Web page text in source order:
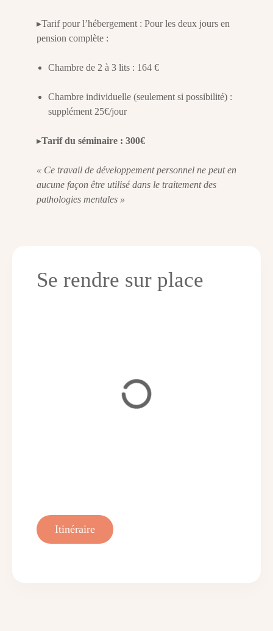
▸Tarif pour l’hébergement : Pour les deux jours en
pension complète :
Chambre de 2 à 3 lits : 164 €
Chambre individuelle (seulement si possibilité) :
supplément 25€/jour
▸Tarif du séminaire : 300€
« Ce travail de développement personnel ne peut en
aucune façon être utilisé dans le traitement des
pathologies mentales »
Se rendre sur place
Itinéraire